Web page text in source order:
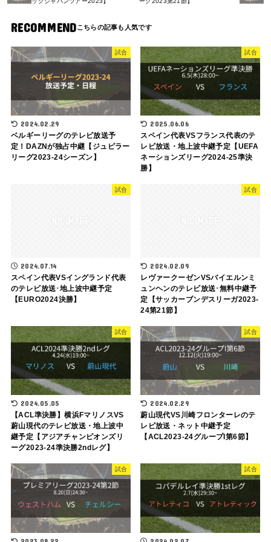
RECOMMEND
試合
2024.02.29
ベルギーリーグのテレビ放送予
定！DAZNが独占中継【ジュピラー
リーグ2023-24シーズン】
試合
2025.06.06
スペイン代表VSフランス代表のテ
レビ放送・地上波中継予定【UEFA
ネーションズリーグ2024-25準決
勝】
試合
2024.07.14
スペイン代表VSイングランド代表
のテレビ放送･地上波中継予定
【EURO2024決勝】
試合
2024.02.09
レヴァークーゼンVSバイエルンミ
ュンヘンのテレビ放送･無料中継予
定【サッカーブンデスリーガ2023-
24第21節】
試合
2024.05.05
【ACL準決勝】横浜FマリノスVS
蔚山現代のテレビ放送・地上波中
継予定【アジアチャンピオンズリ
ーグ2023-24準決勝2ndレグ】
試合
2024.02.29
蔚山現代VS川崎フロンターレのテ
レビ放送・ネット中継予定
【ACL2023-24グループI第6節】
試合 試合